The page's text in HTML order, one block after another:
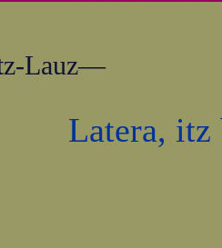
Lauz—
Latera, itz